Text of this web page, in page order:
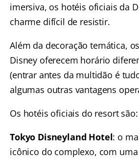
imersiva, os hotéis oficiais da
charme difícil de resistir.
Além da decoração temática,
Disney oferecem horário
(entrar antes da multidão é
algumas outras vantagens
Os hotéis oficiais do resort são:
Tokyo Disneyland Hotel: o
icônico do complexo, com